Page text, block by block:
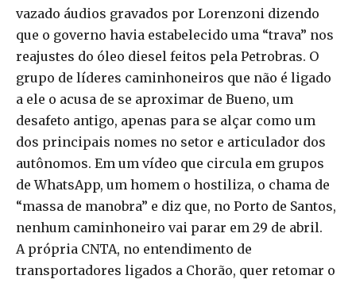
vazado áudios gravados por Lorenzoni dizendo
que o governo havia estabelecido uma “trava” nos
reajustes do óleo diesel feitos pela Petrobras. O
grupo de líderes caminhoneiros que não é ligado
a ele o acusa de se aproximar de Bueno, um
desafeto antigo, apenas para se alçar como um
dos principais nomes no setor e articulador dos
autônomos. Em um vídeo que circula em grupos
de WhatsApp, um homem o hostiliza, o chama de
“massa de manobra” e diz que, no Porto de Santos,
nenhum caminhoneiro vai parar em 29 de abril.
A própria CNTA, no entendimento de
transportadores ligados a Chorão, quer retomar o